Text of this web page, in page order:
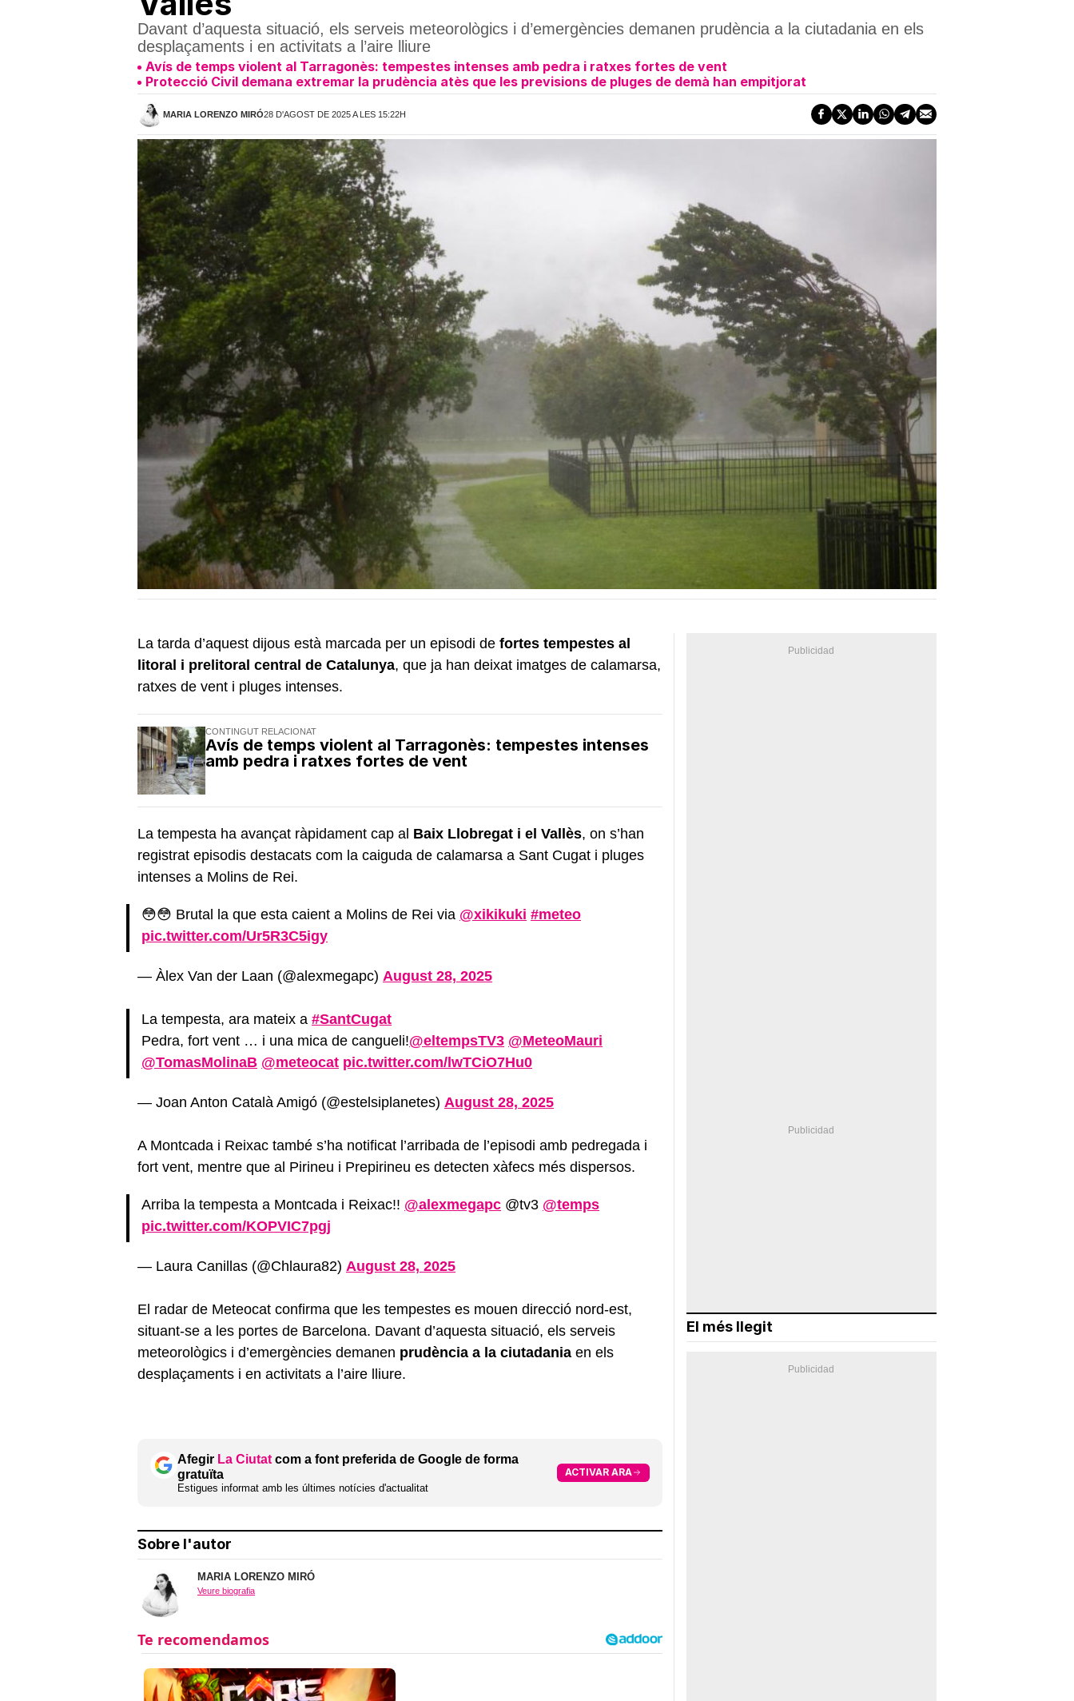
Davant d’aquesta situació, els serveis meteorològics i d’emergències demanen prudència a la ciutadania en els
desplaçaments i en activitats a l’aire lliure
Avís de temps violent al Tarragonès: tempestes intenses amb pedra i ratxes fortes de vent
Protecció Civil demana extremar la prudència atès que les previsions de pluges de demà han empitjorat
MARIA LORENZO MIRÓ28 D'AGOST DE 2025 A LES 15:22H
La tarda d’aquest dijous està marcada per un episodi de fortes tempestes al
litoral i prelitoral central de Catalunya, que ja han deixat imatges de calamarsa,
ratxes de vent i pluges intenses.
CONTINGUT RELACIONAT
Avís de temps violent al Tarragonès: tempestes intenses
amb pedra i ratxes fortes de vent
La tempesta ha avançat ràpidament cap al Baix Llobregat i el Vallès, on s’han
registrat episodis destacats com la caiguda de calamarsa a Sant Cugat i pluges
intenses a Molins de Rei.
😳😳 Brutal la que esta caient a Molins de Rei via @xikikuki #meteo
pic.twitter.com/Ur5R3C5igy
— Àlex Van der Laan (@alexmegapc) August 28, 2025
La tempesta, ara mateix a #SantCugat
Pedra, fort vent … i una mica de cangueli!@eltempsTV3 @MeteoMauri
@TomasMolinaB @meteocat pic.twitter.com/lwTCiO7Hu0
— Joan Anton Català Amigó (@estelsiplanetes) August 28, 2025
A Montcada i Reixac també s’ha notificat l’arribada de l’episodi amb pedregada i
fort vent, mentre que al Pirineu i Prepirineu es detecten xàfecs més dispersos.
Arriba la tempesta a Montcada i Reixac!! @alexmegapc @tv3 @temps
pic.twitter.com/KOPVIC7pgj
— Laura Canillas (@Chlaura82) August 28, 2025
El radar de Meteocat confirma que les tempestes es mouen direcció nord-est,
situant-se a les portes de Barcelona. Davant d’aquesta situació, els serveis
meteorològics i d’emergències demanen prudència a la ciutadania en els
desplaçaments i en activitats a l’aire lliure.
Afegir La Ciutat com a font preferida de Google de forma
gratuïta
Estigues informat amb les últimes notícies d'actualitat
ACTIVAR ARA
Sobre l'autor
MARIA LORENZO MIRÓ
Veure biografia
El més llegit